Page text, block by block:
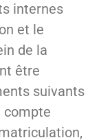
internes
et le
de la
être
suivants
compte